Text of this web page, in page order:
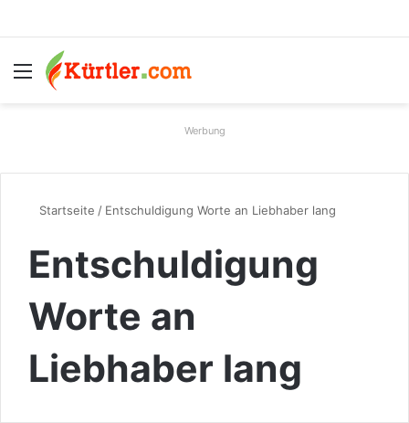
Menü
Werbung
Startseite / Entschuldigung Worte an Liebhaber lang
Entschuldigung
Worte an
Liebhaber lang